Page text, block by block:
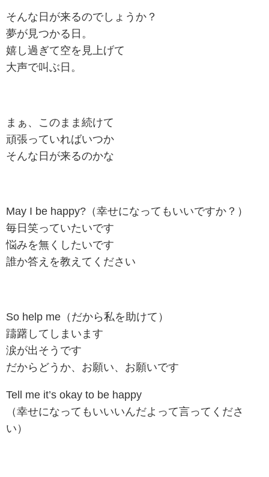
そんな日が来るのでしょうか？
夢が見つかる日。
嬉し過ぎて空を見上げて
大声で叫ぶ日。
まぁ、このまま続けて
頑張っていればいつか
そんな日が来るのかな
May I be happy?（幸せになってもいいですか？）
毎日笑っていたいです
悩みを無くしたいです
誰か答えを教えてください
So help me（だから私を助けて）
躊躇してしまいます
涙が出そうです
だからどうか、お願い、お願いです
Tell me it’s okay to be happy
（幸せになってもいいいんだよって言ってくださ
い）